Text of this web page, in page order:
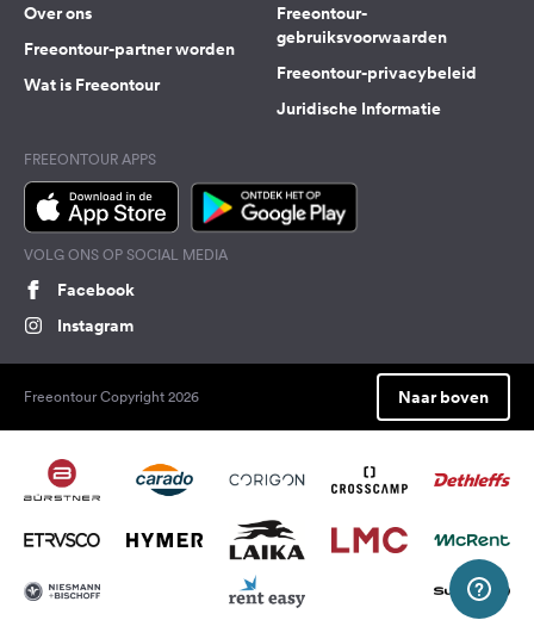
Over ons
Freeontour-partner worden
Wat is Freeontour
Freeontour-
gebruiksvoorwaarden
Freeontour-privacybeleid
Juridische Informatie
FREEONTOUR APPS
VOLG ONS OP SOCIAL MEDIA
Facebook
Instagram
Freeontour Copyright 2026 Naar boven